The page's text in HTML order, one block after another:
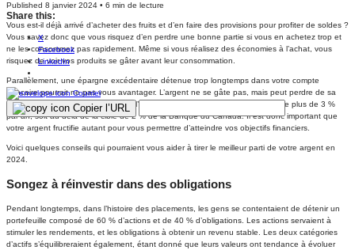
Share this:
X
Facebook
LinkedIn
Courriel
Copier l’URL
Published 8 janvier 2024 • 6 min de lecture
Vous est-il déjà arrivé d’acheter des fruits et d’en faire des provisions pour profiter de soldes ?
Vous savez donc que vous risquez d’en perdre une bonne partie si vous en achetez trop et
ne les consommez pas rapidement. Même si vous réalisez des économies à l’achat, vous
risquez de voir vos produits se gâter avant leur consommation.
Parallèlement, une épargne excédentaire détenue trop longtemps dans votre compte
bancaire pourrait ne pas vous avantager. L’argent ne se gâte pas, mais peut perdre de sa
valeur au fil du temps en raison de l’inflation. En effet, les prix progressent de plus de 3 %
par an, soit au-delà de la cible de 2 % de la Banque du Canada. Il est donc important que
votre argent fructifie autant pour vous permettre d’atteindre vos objectifs financiers.
Voici quelques conseils qui pourraient vous aider à tirer le meilleur parti de votre argent en
2024.
Songez à réinvestir dans des obligations
Pendant longtemps, dans l’histoire des placements, les gens se contentaient de détenir un
portefeuille composé de 60 % d’actions et de 40 % d’obligations. Les actions servaient à
stimuler les rendements, et les obligations à obtenir un revenu stable. Les deux catégories
d’actifs s’équilibreraient également, étant donné que leurs valeurs ont tendance à évoluer